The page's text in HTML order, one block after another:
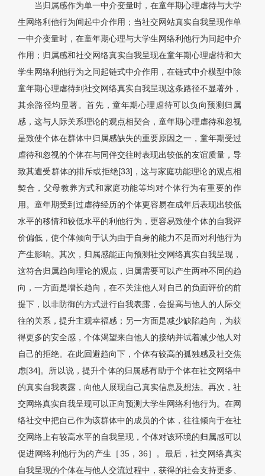
当归属感作为单一中介变量时，在童年期心理虐待与大学
生网络利他行为间起中介作用；当社交网站真实自我呈现作单
一中介变量时，在童年期心理与大学生网络利他行为间起中介
作用；归属感和社交网络真实自我呈现在童年期心理虐待和大
学生网络利他行为之间起链式中介作用，在链式中介模型中除
童年期心理虐待到社交网络真实自我呈现这条路径不显著外，
其余路径均显著。首先，童年期心理虐待可以负向预测归属
感，这与人际关系理论的观点相契合，童年期心理虐待和忽视
是致使个体在群体中归属感缺失的重要原因之一，童年期受过
虐待和忽视的个体在与同伴交往时表现出较低的友谊质量，导
致其遭受群体的排斥或拒绝[33]，这与家庭功能理论的观点相
契合，父母教养方式和家庭功能等均对个体行为有重要的作
用。童年期受到过虐待经历的个体更容易在成年后表现出较低
水平的移情和较低水平的利他行为，更容易致使个体的自我评
价偏低，使个体倾向于认为由于自身的能力不足而对利他行为
产生影响。其次，归属感能正向预测社交网络真实自我呈现，
这符合归属趋向理论的观点，归属需要可以产生两种不同的趋
向，一方面是增长趋向，在不关注他人对自己的负面评价的前
提下，以非防御的方式进行自我表露，会提高与他人的人际交
往的关系，提升主观幸福感；另一方面是减少缺陷趋向，为获
得更多的安全感，个体渴望来自他人的接纳并试着减少他人对
自己的拒绝。在此回避趋向下，个体有较高的孤独感及社交焦
虑[34]。所以说，提升个体的归属感有助于个体在社交网络中
的真实自我表露，向他人展现自己真实信息及想法。再次，社
交网络真实自我呈现可以正向预测大学生网络利他行为。在网
络社交中把自己作为该群体中的成员的个体，往往倾向于在社
交网络上有较高水平的自我呈现，个体对该环境的归属感可以
促进网络利他行为的产生［35，36］。最后，社交网络真实
自我呈现的个体在与他人交流过程中，获得的社会支持更多、